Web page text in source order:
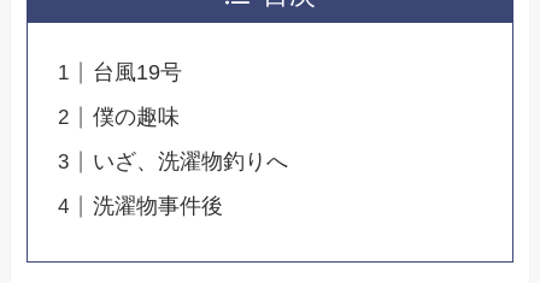
台風19号
僕の趣味
いざ、洗濯物釣りへ
洗濯物事件後